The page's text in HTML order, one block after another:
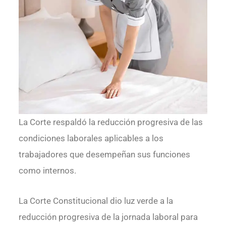
La Corte respaldó la reducción progresiva de las
condiciones laborales aplicables a los
trabajadores que desempeñan sus funciones
como internos.
La Corte Constitucional dio luz verde a la
reducción progresiva de la jornada laboral para